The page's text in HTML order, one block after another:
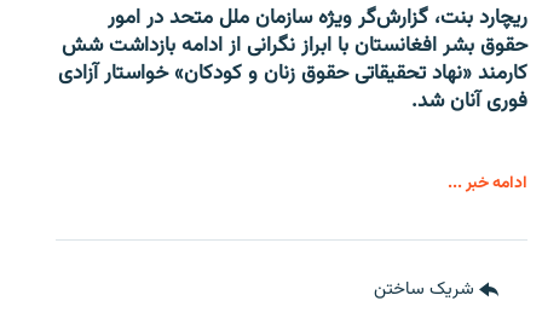
ریچارد بنت، گزارش‌گر ویژه سازمان ملل متحد در امور
حقوق بشر افغانستان با ابراز نگرانی از ادامه بازداشت شش
کارمند «نهاد تحقیقاتی حقوق زنان و کودکان» خواستار آزادی
فوری آنان شد.
ادامه خبر ...
شریک ساختن